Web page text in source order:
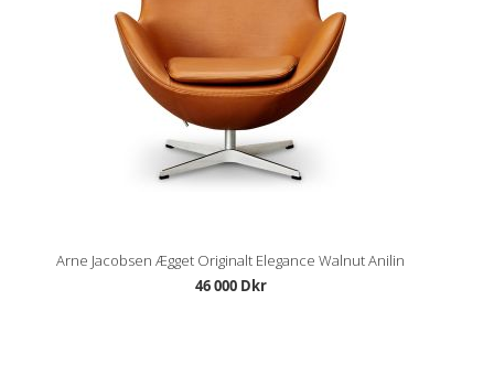
Arne Jacobsen Ægget Originalt Elegance Walnut Anilin
46 000 Dkr